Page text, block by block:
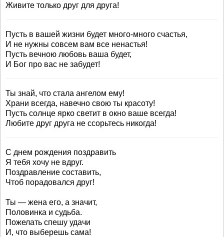
Живите только друг для друга!
Пусть в вашей жизни будет много-много счастья,
И не нужны совсем вам все ненастья!
Пусть вечною любовь ваша будет,
И Бог про вас не забудет!
Ты знай, что стала ангелом ему!
Храни всегда, навечно свою ты красоту!
Пусть солнце ярко светит в окно ваше всегда!
Любите друг друга не ссорьтесь никогда!
С днем рождения поздравить
Я тебя хочу не вдруг.
Поздравление составить,
Чтоб порадовался друг!
Ты — жена его, а значит,
Половинка и судьба.
Пожелать спешу удачи
И, что выберешь сама!